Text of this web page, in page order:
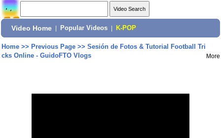
Video Home Popular Videos K-POP
Home>> Previous Page>> Sesión de Fotos & Tutorial Football Tri
cks Online - GuidoFTO Vlogs
More